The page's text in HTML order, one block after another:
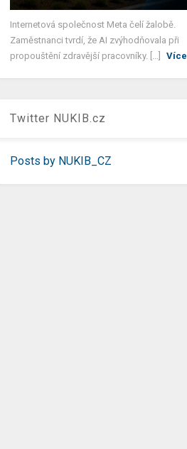
Internetová společnost Meta čelí žalobě.
Zaměstnanci tvrdí, že AI zvýhodňovala při
propouštění zdravější pracovníky. [...]
Více
Twitter NUKIB.cz
Posts by NUKIB_CZ